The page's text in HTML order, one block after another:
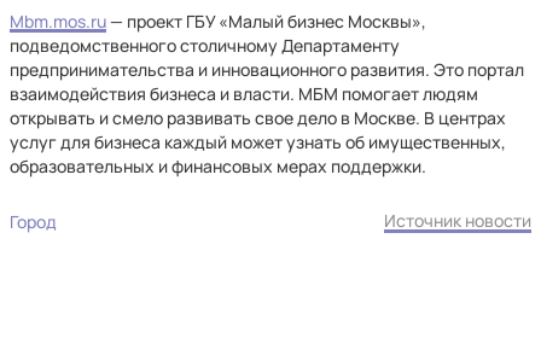
Mbm.mos.ru— проект ГБУ «Малый бизнес Москвы»,
подведомственного столичному Департаменту
предпринимательства и инновационного развития. Это портал
взаимодействия бизнеса и власти. МБМ помогает людям
открывать и смело развивать свое дело в Москве. В центрах
услуг для бизнеса каждый может узнать об имущественных,
образовательных и финансовых мерах поддержки.
Город Источник новости